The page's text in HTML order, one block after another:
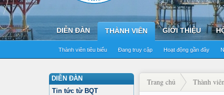
DIỄN ĐÀN THÀNH VIÊN
Thành viên tiêu biểu Đang truy cập Hoạt động gần đây
GIỚI THIỆU
DIỄN ĐÀN
Tin tức từ BQT
Trang chủ Thành